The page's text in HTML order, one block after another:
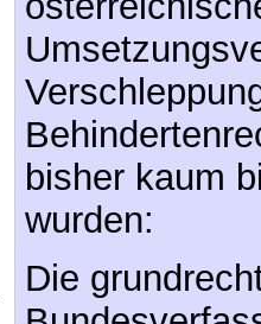
bisher kaum
wurden:
Die